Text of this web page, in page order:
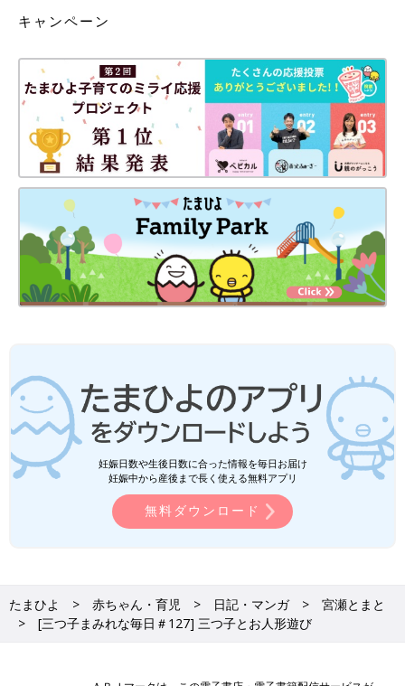
キャンペーン
妊娠日数や生後日数に合った情報を毎日お届け
妊娠中から産後まで長く使える無料アプリ
無料ダウンロード
たまひよ 赤ちゃん・育児 日記・マンガ
宮瀬とまと
[三つ子まみれな毎日＃127] 三つ子とお人形遊び